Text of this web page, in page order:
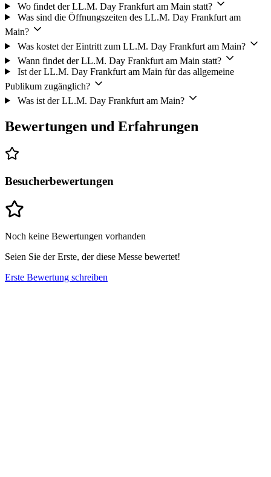
Wo findet der LL.M. Day Frankfurt am Main statt?
Was sind die Öffnungszeiten des LL.M. Day Frankfurt am
Main?
Was kostet der Eintritt zum LL.M. Day Frankfurt am Main?
Wann findet der LL.M. Day Frankfurt am Main statt?
Ist der LL.M. Day Frankfurt am Main für das allgemeine
Publikum zugänglich?
Was ist der LL.M. Day Frankfurt am Main?
Bewertungen und Erfahrungen
Besucherbewertungen
Noch keine Bewertungen vorhanden
Seien Sie der Erste, der diese Messe bewertet!
Erste Bewertung schreiben